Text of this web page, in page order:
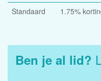
Standaard 1.75%
Ben je al lid?